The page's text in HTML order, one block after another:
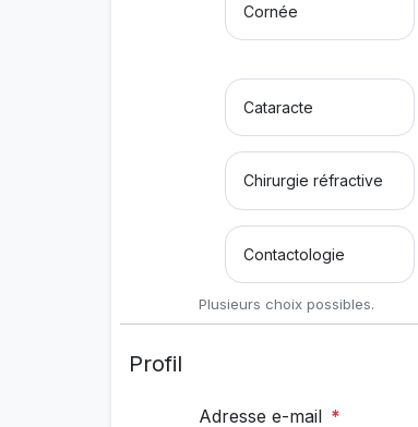
Cornée
Cataracte
Chirurgie réfractive
Contactologie
Plusieurs choix possibles.
Profil
Adresse e-mail